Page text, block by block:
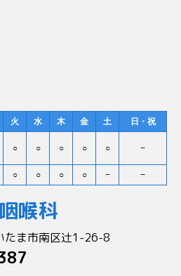
火 水 木 金 土 日・祝
○ ○ ○ ○ ○ −
○ ○ ○ ○ − −
喉科
ま市南区辻1-26-8